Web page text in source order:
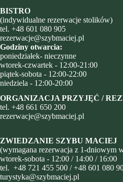
BISTRO
(indywidualne rezerwacje stolików)
tel. +48 601 080 905
rezerwacje@szybmaciej.pl
Godziny otwarcia:
poniedziałek- nieczynne
wtorek-czwartek - 12:00-21:00
piątek-sobota - 12:00-22:00
niedziela - 12:00-20:00
ORGANIZACJA PRZYJĘĆ /
tel. +48 661 650 200
rezerwacje@szybmaciej.pl
ZWIEDZANIE SZYBU MACIEJ
(wymagana rezerwacja z 1-dniowym
wtorek-sobota - 12:00 / 14:00 / 16:00
tel. +48 721 455 500 /+48 601 080
turystyka@szybmaciej.pl